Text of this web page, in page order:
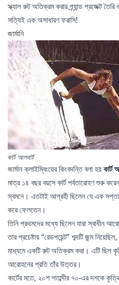
স্ক্যাল রুট অতিক্রম করার গ্র্যান্ড প্রজেক্ট তৈরি
সত্যিই এক অসাধারণ ফরাসি!
জার্মানি
কার্ট আলবার্ট
জার্মান ক্লাইম্বিংয়ের কিংবদন্তি বলা হয়কার্ট
মাত্র ১৪ বছর বয়সে কার্ট পর্বতারোহণ শুরু
স্বমনে। এতটাই আগ্রহী ছিলেন যে এক
করে ফেলতেন।
তিনি প্রথমদের মধ্যে ছিলেন যারা স্বাধীন
তার প্রচেষ্টায় “রেডপয়েন্ট” শব্দটি জন্ম
মাধ্যমে একটি রুট অতিক্রম করা। এটি ছিল
আরোহনের প্রতি তাঁর উত্তর।
কার্টের মতে, ২০শ শতাব্দীর ৭০-এর দশকে